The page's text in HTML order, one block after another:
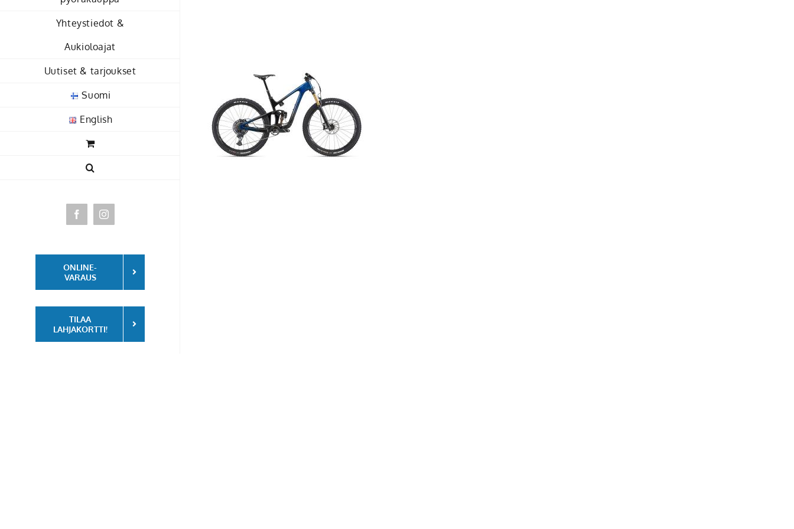
Yhteystiedot &
Aukioloajat
Uutiset & tarjoukset
Suomi
English
FacebookInstagram
ONLINE-
VARAUS
TILAA
LAHJAKORTTI!